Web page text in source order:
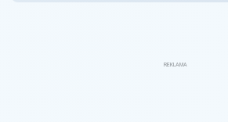
REKLAMA